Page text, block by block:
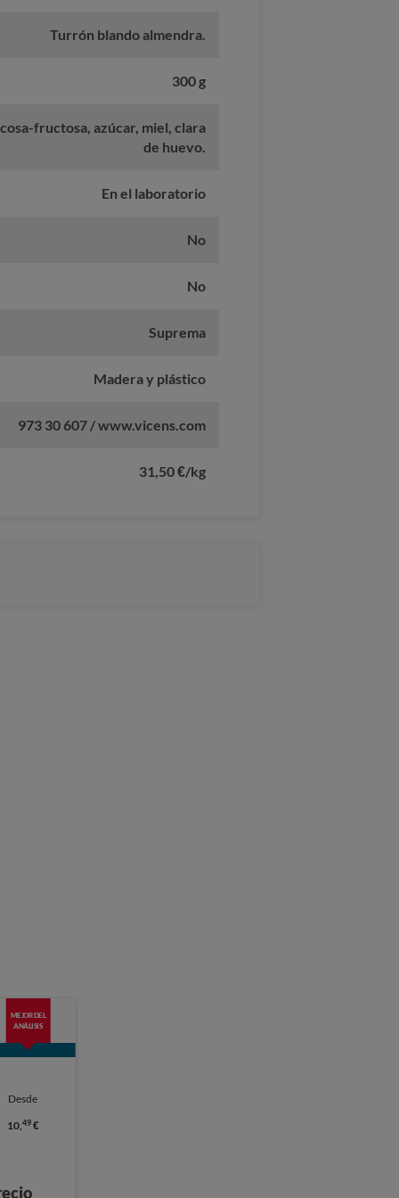
Turrón blando almendra.
300 g
fructosa, azúcar, miel, clara
de huevo.
En el laboratorio
No
No
Suprema
Madera y plástico
973 30 607 / www.vicens.com
31,50 €/kg
MEJOR DEL
ANÁLISIS
Desde
10,49 €